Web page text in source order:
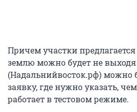
Причем участки
землю можно будет не выходя
(Надальнийвосток.рф) можно
заявку, где нужно указать,
работает в тестовом режиме.